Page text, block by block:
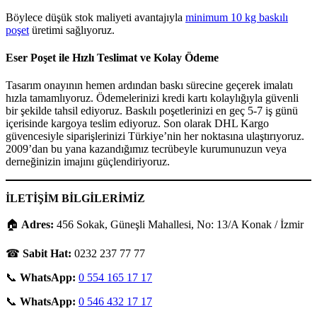
Böylece düşük stok maliyeti avantajıyla minimum 10 kg baskılı
poşet üretimi sağlıyoruz.
Eser Poşet ile Hızlı Teslimat ve Kolay Ödeme
Tasarım onayının hemen ardından baskı sürecine geçerek imalatı
hızla tamamlıyoruz. Ödemelerinizi kredi kartı kolaylığıyla güvenli
bir şekilde tahsil ediyoruz. Baskılı poşetlerinizi en geç 5-7 iş günü
içerisinde kargoya teslim ediyoruz. Son olarak DHL Kargo
güvencesiyle siparişlerinizi Türkiye’nin her noktasına ulaştırıyoruz.
2009’dan bu yana kazandığımız tecrübeyle kurumunuzun veya
derneğinizin imajını güçlendiriyoruz.
İLETİŞİM BİLGİLERİMİZ
🏠 Adres: 456 Sokak, Güneşli Mahallesi, No: 13/A Konak / İzmir
☎ Sabit Hat: 0232 237 77 77
📞 WhatsApp: 0 554 165 17 17
📞 WhatsApp: 0 546 432 17 17